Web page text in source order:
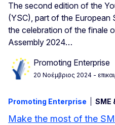
The second edition of the
(YSC), part of the European
the celebration of the finale
Assembly 2024…
Promoting Enterprise
20 Νοέμβριος 2024 -
Promoting Enterprise SME
Make the most of the